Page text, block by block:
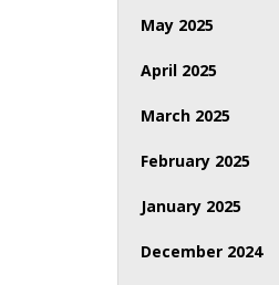
May 2025
April 2025
March 2025
February 2025
January 2025
December 2024